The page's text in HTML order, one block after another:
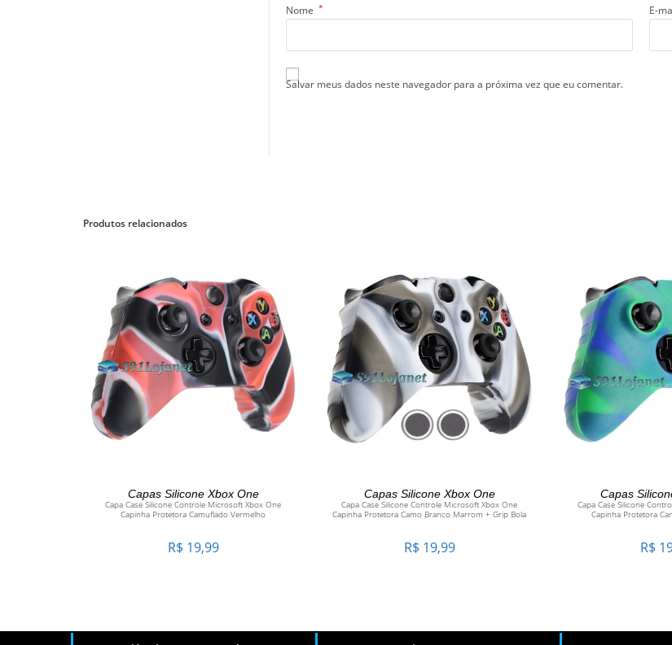
Nome * E-
Salvar meus dados neste navegador para a próxima vez que eu comentar.
Produtos relacionados
ADICIONAR AO CARRINHO
Capas Silicone Xbox One
Capa Case Silicone Controle Microsoft Xbox One
Capinha Protetora Camuflado Vermelho
R$ 19,99
ADICIONAR AO CARRINHO
Capas Silicone Xbox One
Capa Case Silicone Controle Microsoft Xbox One
Capinha Protetora Camo Branco Marrom + Grip Bola
R$ 19,99
ADICIONAR
Capas
Capa Case Silicone
Capinha Protetora
R$